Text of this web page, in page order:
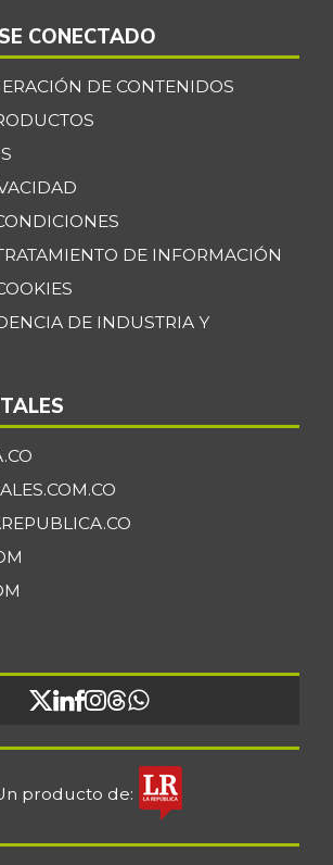
CONECTADO
DE CONTENIDOS
DE INFORMACIÓN
DE INDUSTRIA Y
producto de: